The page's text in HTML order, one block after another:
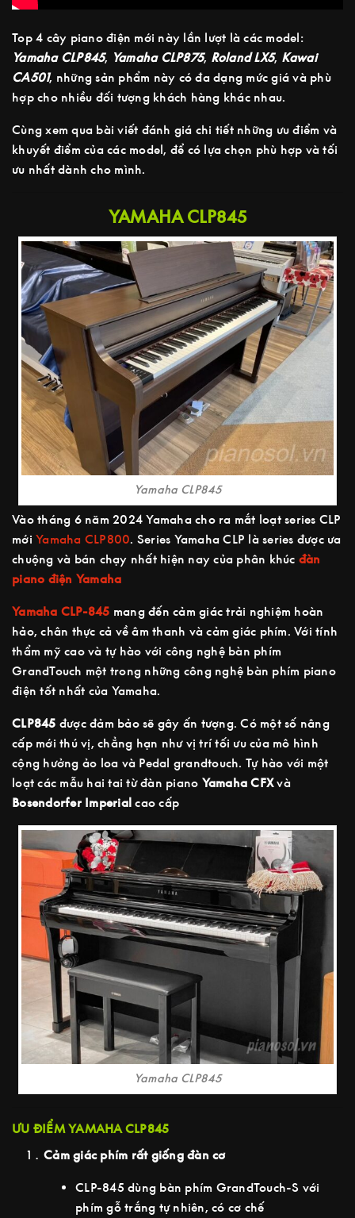
Top 4 cây piano điện mới này lần lượt là các model:
Yamaha CLP845, Yamaha CLP875, Roland LX5, Kawai
CA501, những sản phẩm này có đa dạng mức giá và phù
hợp cho nhiều đối tượng khách hàng khác nhau.
Cùng xem qua bài viết đánh giá chi tiết những ưu điểm và
khuyết điểm của các model, để có lựa chọn phù hợp và tối
ưu nhất dành cho mình.
YAMAHA CLP845
Yamaha CLP845
Vào tháng 6 năm 2024 Yamaha cho ra mắt loạt series CLP
mới Yamaha CLP800 . Series Yamaha CLP là series được ưa
chuộng và bán chạy nhất hiện nay của phân khúc đàn
piano điện Yamaha
Yamaha CLP-845 mang đến cảm giác trải nghiệm hoàn
hảo, chân thực cả về âm thanh và cảm giác phím. Với tính
thẩm mỹ cao và tự hào với công nghệ bàn phím
GrandTouch một trong những công nghệ bàn phím piano
điện tốt nhất của Yamaha.
CLP845 được đảm bảo sẽ gây ấn tượng. Có một số nâng
cấp mới thú vị, chẳng hạn như vị trí tối ưu của mô hình
cộng hưởng ảo loa và Pedal grandtouch. Tự hào với một
loạt các mẫu hai tai từ đàn piano Yamaha CFXvà
Bosendorfer Imperial cao cấp
Yamaha CLP845
ƯU ĐIỂM YAMAHA CLP845
Cảm giác phím rất giống đàn cơ
CLP-845 dùng bàn phím GrandTouch-S với
phím gỗ trắng tự nhiên, có cơ chế